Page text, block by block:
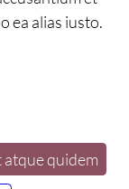
ea alias iusto.
atque quidem